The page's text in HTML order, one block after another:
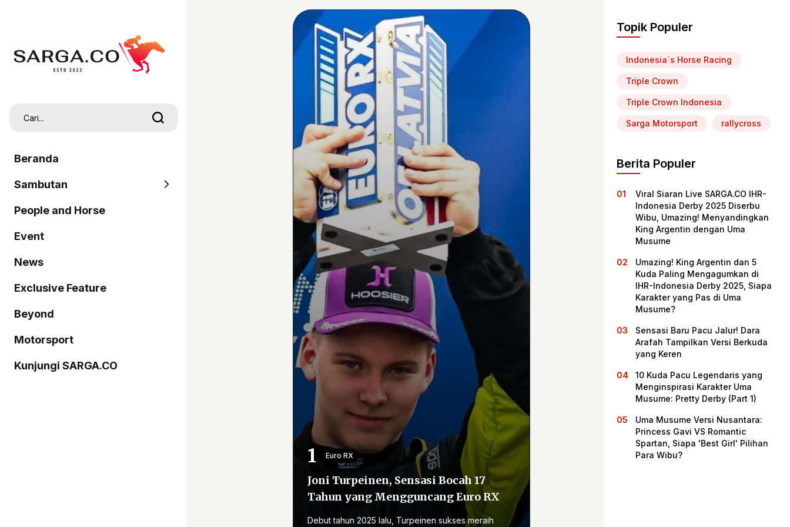
Beranda
Sambutan
SARGA
Pordasi
People and Horse
Event
News
Exclusive Feature
Beyond
Motorsport
Kunjungi SARGA.CO
Euro RX
Joni Turpeinen, Sensasi Bocah 17
Tahun yang Mengguncang Euro RX
Debut tahun 2025 lalu, Turpeinen sukses meraih
Topik Populer
Indonesia`s Horse Racing
Triple Crown
Triple Crown Indonesia
Sarga Motorsport rallycross
Berita Populer
Viral Siaran Live SARGA.CO IHR-
Indonesia Derby 2025 Diserbu
Wibu, Umazing! Menyandingkan
King Argentin dengan Uma
Musume
Umazing! King Argentin dan 5
Kuda Paling Mengagumkan di
IHR-Indonesia Derby 2025, Siapa
Karakter yang Pas di Uma
Musume?
Sensasi Baru Pacu Jalur! Dara
Arafah Tampilkan Versi Berkuda
yang Keren
10 Kuda Pacu Legendaris yang
Menginspirasi Karakter Uma
Musume: Pretty Derby (Part 1)
Uma Musume Versi Nusantara:
Princess Gavi VS Romantic
Spartan, Siapa 'Best Girl' Pilihan
Para Wibu?